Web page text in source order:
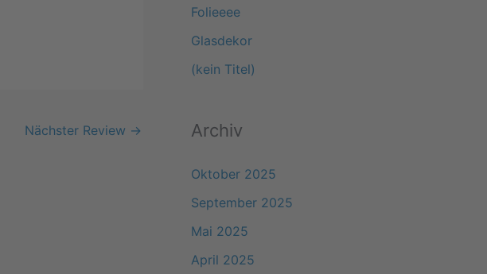
Nächster Review →
c
h
Folieeee
Glasdekor
(kein Titel)
Archiv
Oktober 2025
September 2025
Mai 2025
April 2025